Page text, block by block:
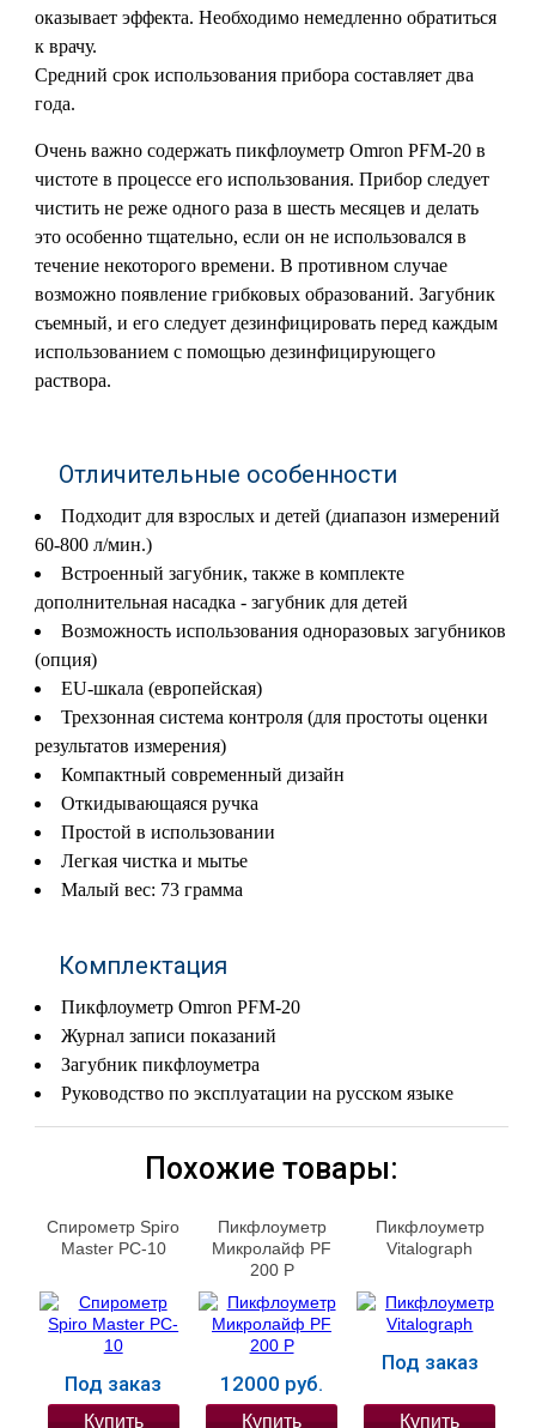
оказывает эффекта. Необходимо немедленно обратиться
к врачу.
Средний срок использования прибора составляет два
года.
Очень важно содержать пикфлоуметр Omron PFM-20 в
чистоте в процессе его использования. Прибор следует
чистить не реже одного раза в шесть месяцев и делать
это особенно тщательно, если он не использовался в
течение некоторого времени. В противном случае
возможно появление грибковых образований. Загубник
съемный, и его следует дезинфицировать перед каждым
использованием с помощью дезинфицирующего
раствора.
Отличительные особенности
Подходит для взрослых и детей (диапазон измерений
60-800 л/мин.)
Встроенный загубник, также в комплекте
дополнительная насадка - загубник для детей
Возможность использования одноразовых загубников
(опция)
EU-шкала (европейская)
Трехзонная система контроля (для простоты оценки
результатов измерения)
Компактный современный дизайн
Откидывающаяся ручка
Простой в использовании
Легкая чистка и мытье
Малый вес: 73 грамма
Комплектация
Пикфлоуметр Omron PFM-20
Журнал записи показаний
Загубник пикфлоуметра
Руководство по эксплуатации на русском языке
Похожие товары:
Спирометр Spiro
Master PC-10
Под заказ
Купить
Пикфлоуметр
Микролайф PF
200 P
12000 руб.
Купить
Пикфлоуметр
Vitalograph
Под заказ
Купить